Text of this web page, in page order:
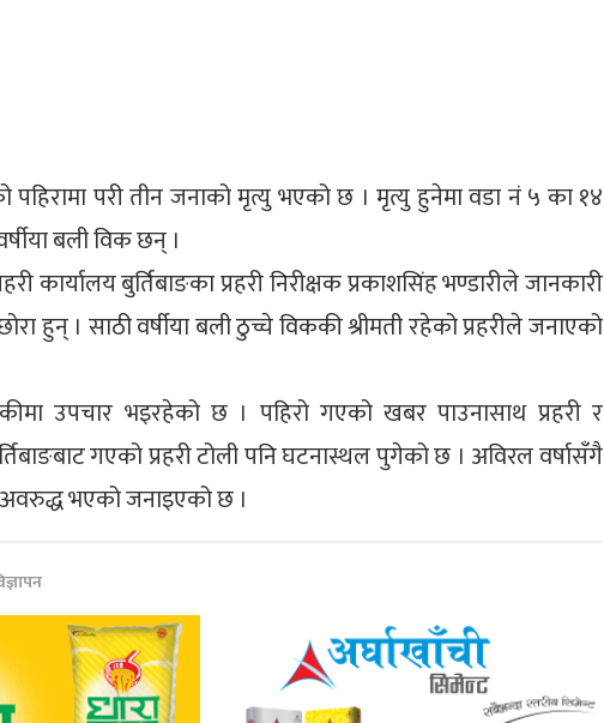
पहिरामा परी तीन जनाको मृत्यु भएको छ । मृत्यु हुनेमा वडा नं ५ का १४
बली विक छन् ।
कार्यालय बुर्तिबाङका प्रहरी निरीक्षक प्रकाशसिंह भण्डारीले जानकारी
हुन् । साठी वर्षीया बली ठुच्चे विककी श्रीमती रहेको प्रहरीले जनाएको
उपचार भइरहेको छ । पहिरो गएको खबर पाउनासाथ प्रहरी र
गएको प्रहरी टोली पनि घटनास्थल पुगेको छ । अविरल वर्षासँगै
अवरुद्ध भएको जनाइएको छ ।